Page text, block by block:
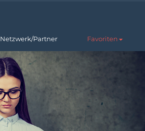
Netzwerk/Partner Favoriten